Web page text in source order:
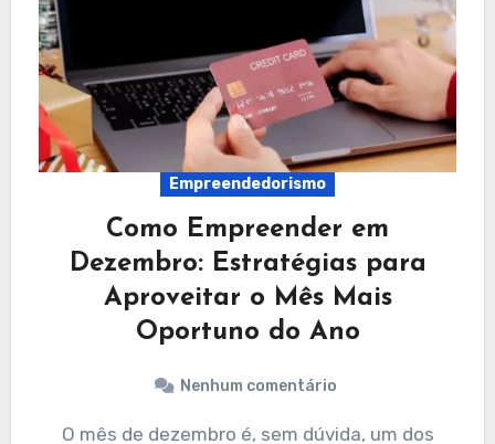
Empreendedorismo
Como Empreender em
Dezembro: Estratégias para
Aproveitar o Mês Mais
Oportuno do Ano
Nenhum comentário
O mês de dezembro é, sem dúvida, um dos